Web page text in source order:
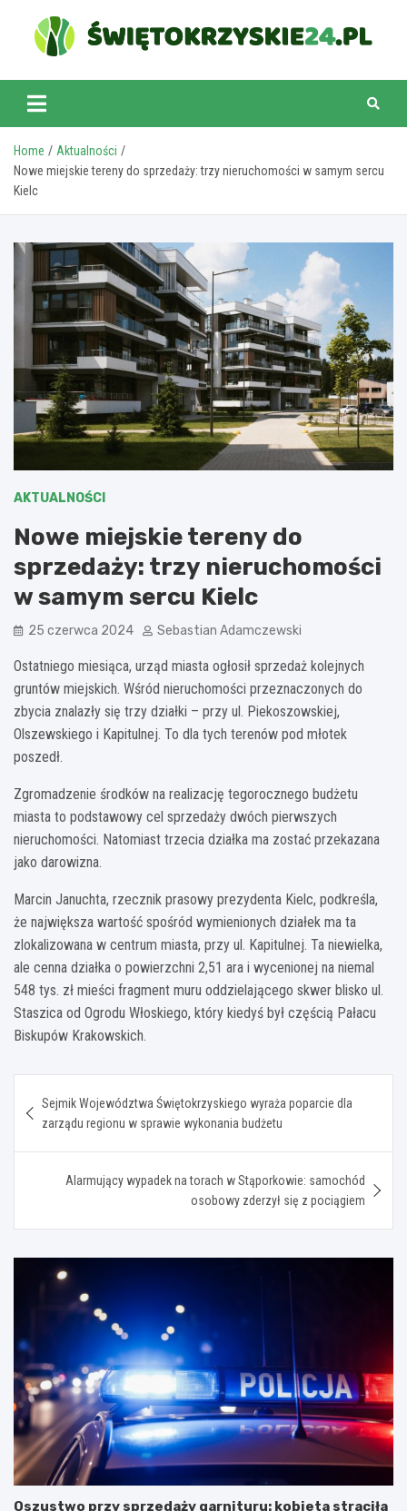
content
swietokrzyskie24.pl
Home
Aktualności
Nowe miejskie tereny do sprzedaży: trzy nieruchomości w samym sercu
Kielc
AKTUALNOŚCI
Nowe miejskie tereny do
sprzedaży: trzy nieruchomości
w samym sercu Kielc
25 czerwca 2024 Sebastian Adamczewski
Ostatniego miesiąca, urząd miasta ogłosił sprzedaż kolejnych
gruntów miejskich. Wśród nieruchomości przeznaczonych do
zbycia znalazły się trzy działki – przy ul. Piekoszowskiej,
Olszewskiego i Kapitulnej. To dla tych terenów pod młotek
poszedł.
Zgromadzenie środków na realizację tegorocznego budżetu
miasta to podstawowy cel sprzedaży dwóch pierwszych
nieruchomości. Natomiast trzecia działka ma zostać przekazana
jako darowizna.
Marcin Januchta, rzecznik prasowy prezydenta Kielc, podkreśla,
że największa wartość spośród wymienionych działek ma ta
zlokalizowana w centrum miasta, przy ul. Kapitulnej. Ta niewielka,
ale cenna działka o powierzchni 2,51 ara i wycenionej na niemal
548 tys. zł mieści fragment muru oddzielającego skwer blisko ul.
Staszica od Ogrodu Włoskiego, który kiedyś był częścią Pałacu
Biskupów Krakowskich.
wpisu
Sejmik Województwa Świętokrzyskiego wyraża poparcie dla
zarządu regionu w sprawie wykonania budżetu
Alarmujący wypadek na torach w Stąporkowie: samochód
osobowy zderzył się z pociągiem
Oszustwo przy sprzedaży garnituru: kobieta straciła